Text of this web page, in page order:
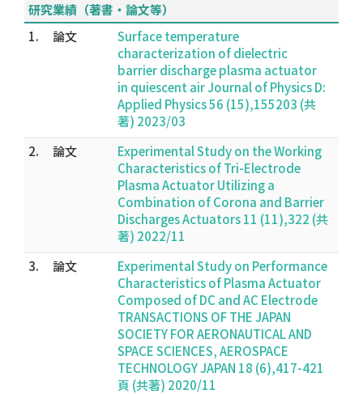
研究業績（著書・論文等）
1.
論文
Surface temperature
characterization of dielectric
barrier discharge plasma actuator
in quiescent air Journal of Physics D:
Applied Physics 56 (15),155203 (共
著) 2023/03
2.
論文
Experimental Study on the Working
Characteristics of Tri-Electrode
Plasma Actuator Utilizing a
Combination of Corona and Barrier
Discharges Actuators 11 (11),322 (共
著) 2022/11
3.
論文
Experimental Study on Performance
Characteristics of Plasma Actuator
Composed of DC and AC Electrode
TRANSACTIONS OF THE JAPAN
SOCIETY FOR AERONAUTICAL AND
SPACE SCIENCES, AEROSPACE
TECHNOLOGY JAPAN 18 (6),417-421
頁 (共著) 2020/11